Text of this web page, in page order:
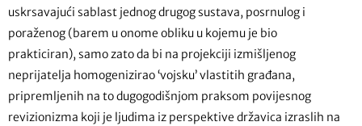
uskrsavajući sablast jednog drugog sustava, posrnulog i
poraženog (barem u onome obliku u kojemu je bio
prakticiran), samo zato da bi na projekciji izmišljenog
neprijatelja homogenizirao ‘vojsku’ vlastitih građana,
pripremljenih na to dugogodišnjom praksom povijesnog
revizionizma koji je ljudima iz perspektive državica izraslih na